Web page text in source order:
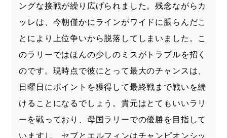
ングな接戦が繰り広げられました。残念ながらカ
ッレは、今朝僅かにラインがワイドに脹らんだこ
とにより上位争いから脱落してしまいました。こ
のラリーではほんの少しのミスがトラブルを招く
のです。現時点で彼にとって最大のチャンスは、
日曜日にポイントを獲得して最終戦まで戦いを続
けることになるでしょう。貴元はとてもいいラリ
ーを戦っており、母国ラリーでの優勝を目指して
いますし、セブとエルフィンはチャンピオンシッ